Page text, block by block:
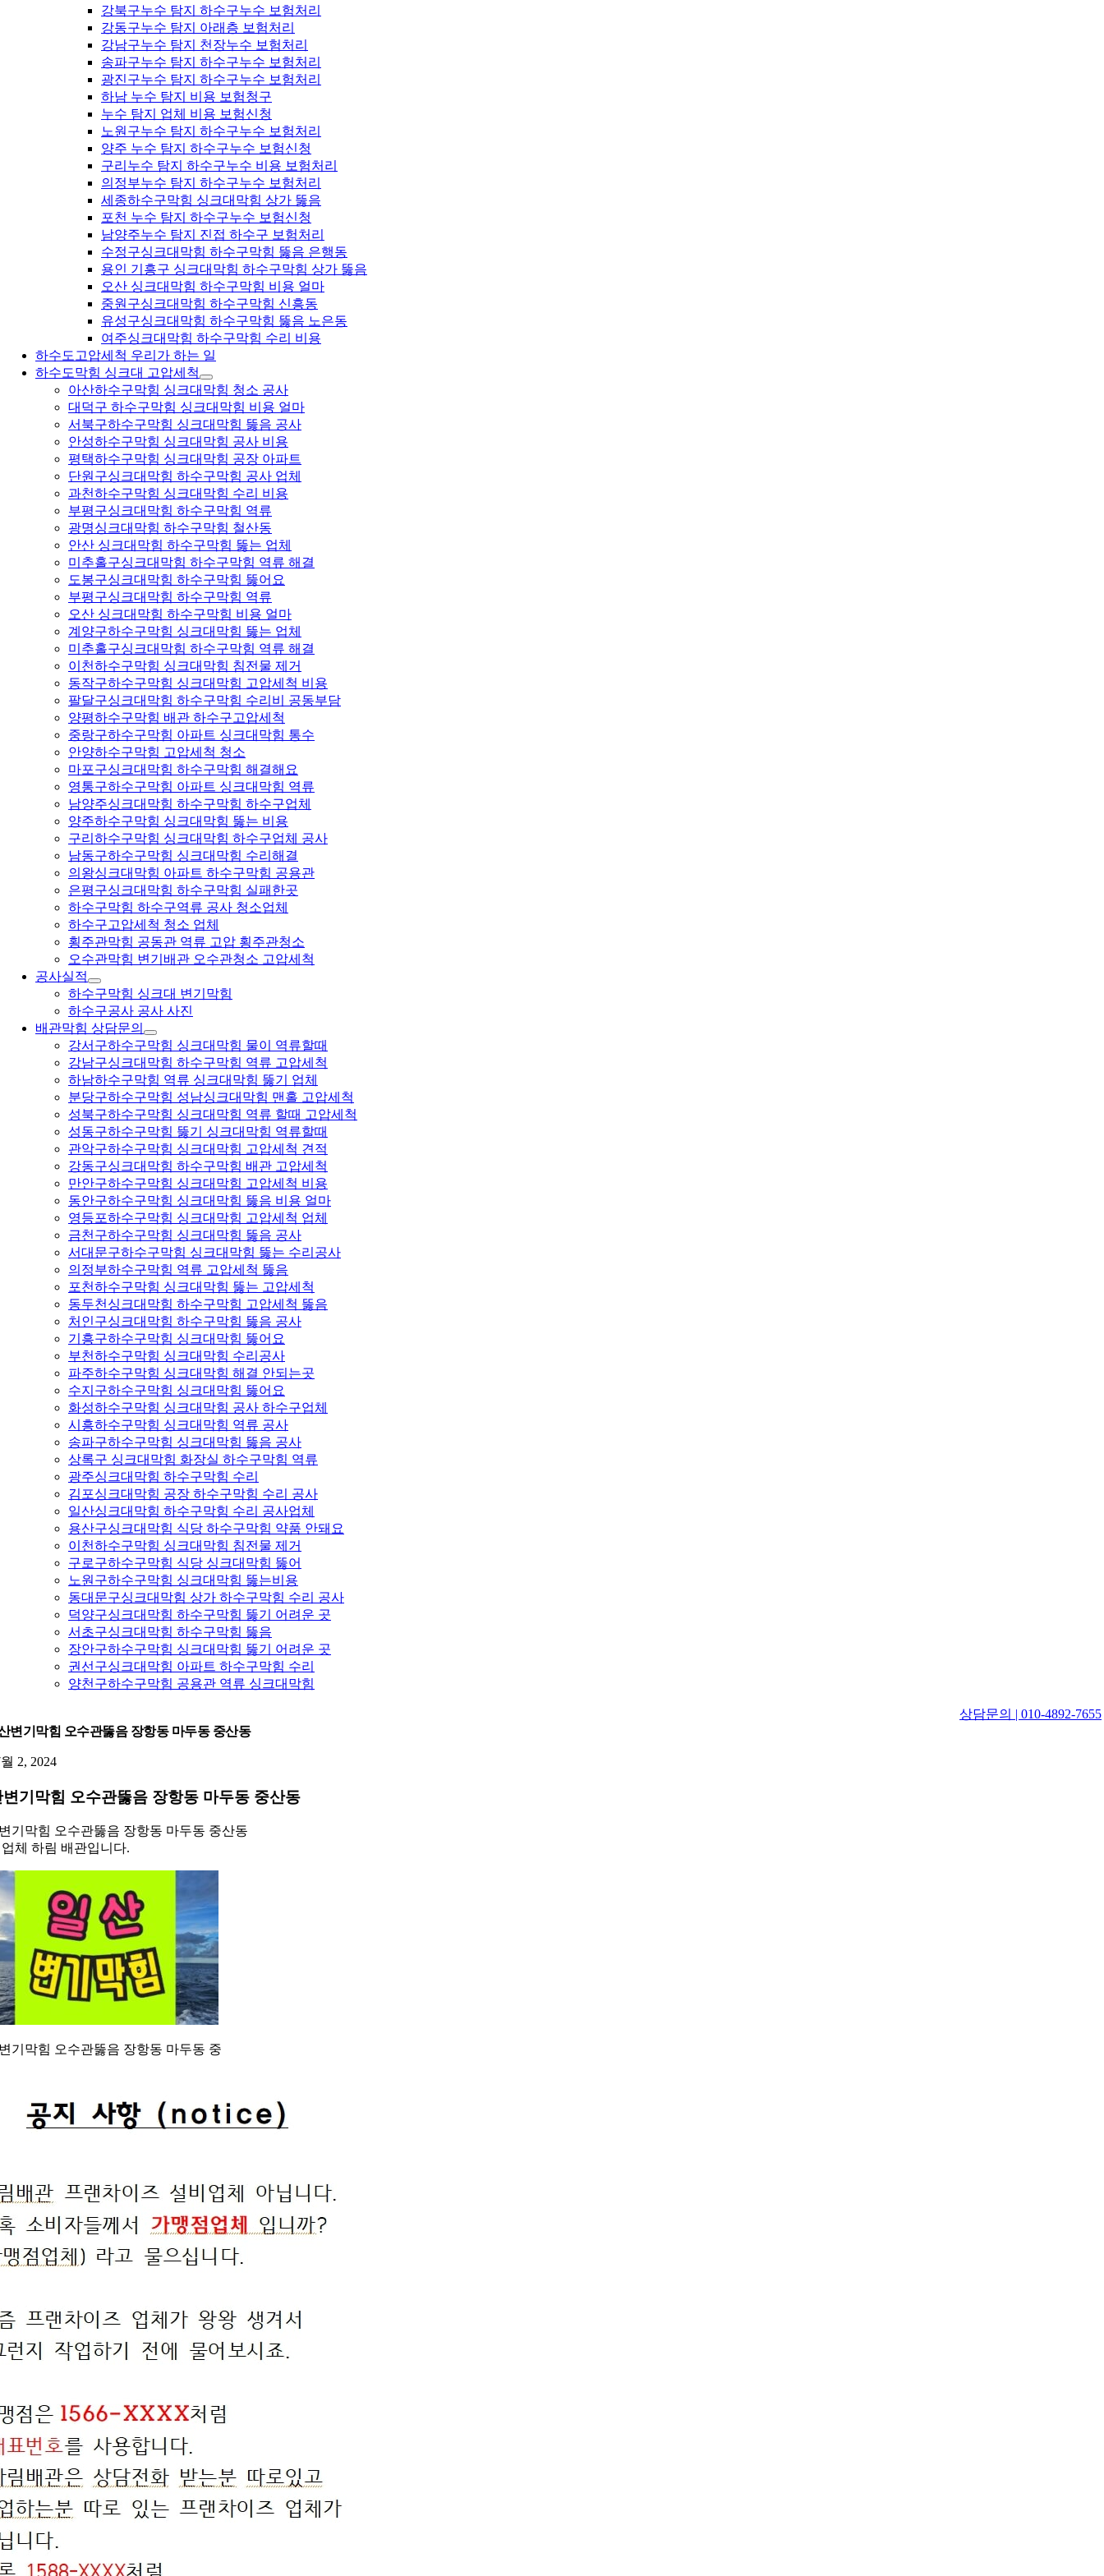
강북구누수 탐지 하수구누수 보험처리
강동구누수 탐지 아래층 보험처리
강남구누수 탐지 천장누수 보험처리
송파구누수 탐지 하수구누수 보험처리
광진구누수 탐지 하수구누수 보험처리
하남 누수 탐지 비용 보험청구
누수 탐지 업체 비용 보험신청
노원구누수 탐지 하수구누수 보험처리
양주 누수 탐지 하수구누수 보험신청
구리누수 탐지 하수구누수 비용 보험처리
의정부누수 탐지 하수구누수 보험처리
세종하수구막힘 싱크대막힘 상가 뚫음
포천 누수 탐지 하수구누수 보험신청
남양주누수 탐지 진접 하수구 보험처리
수정구싱크대막힘 하수구막힘 뚫음 은행동
용인 기흥구 싱크대막힘 하수구막힘 상가 뚫음
오산 싱크대막힘 하수구막힘 비용 얼마
중원구싱크대막힘 하수구막힘 신흥동
유성구싱크대막힘 하수구막힘 뚫음 노은동
여주싱크대막힘 하수구막힘 수리 비용
하수도고압세척 우리가 하는 일
하수도막힘 싱크대 고압세척
아산하수구막힘 싱크대막힘 청소 공사
대덕구 하수구막힘 싱크대막힘 비용 얼마
서북구하수구막힘 싱크대막힘 뚫음 공사
안성하수구막힘 싱크대막힘 공사 비용
평택하수구막힘 싱크대막힘 공장 아파트
단원구싱크대막힘 하수구막힘 공사 업체
과천하수구막힘 싱크대막힘 수리 비용
부평구싱크대막힘 하수구막힘 역류
광명싱크대막힘 하수구막힘 철산동
안산 싱크대막힘 하수구막힘 뚫는 업체
미추홀구싱크대막힘 하수구막힘 역류 해결
도봉구싱크대막힘 하수구막힘 뚫어요
부평구싱크대막힘 하수구막힘 역류
오산 싱크대막힘 하수구막힘 비용 얼마
계양구하수구막힘 싱크대막힘 뚫는 업체
미추홀구싱크대막힘 하수구막힘 역류 해결
이천하수구막힘 싱크대막힘 침전물 제거
동작구하수구막힘 싱크대막힘 고압세척 비용
팔달구싱크대막힘 하수구막힘 수리비 공동부담
양평하수구막힘 배관 하수구고압세척
중랑구하수구막힘 아파트 싱크대막힘 통수
안양하수구막힘 고압세척 청소
마포구싱크대막힘 하수구막힘 해결해요
영통구하수구막힘 아파트 싱크대막힘 역류
남양주싱크대막힘 하수구막힘 하수구업체
양주하수구막힘 싱크대막힘 뚫는 비용
구리하수구막힘 싱크대막힘 하수구업체 공사
남동구하수구막힘 싱크대막힘 수리해결
의왕싱크대막힘 아파트 하수구막힘 공용관
은평구싱크대막힘 하수구막힘 실패한곳
하수구막힘 하수구역류 공사 청소업체
하수구고압세척 청소 업체
횡주관막힘 공동관 역류 고압 횡주관청소
오수관막힘 변기배관 오수관청소 고압세척
공사실적
하수구막힘 싱크대 변기막힘
하수구공사 공사 사진
배관막힘 상담문의
강서구하수구막힘 싱크대막힘 물이 역류할때
강남구싱크대막힘 하수구막힘 역류 고압세척
하남하수구막힘 역류 싱크대막힘 뚫기 업체
분당구하수구막힘 성남싱크대막힘 맨홀 고압세척
성북구하수구막힘 싱크대막힘 역류 할때 고압세척
성동구하수구막힘 뚫기 싱크대막힘 역류할때
관악구하수구막힘 싱크대막힘 고압세척 견적
강동구싱크대막힘 하수구막힘 배관 고압세척
만안구하수구막힘 싱크대막힘 고압세척 비용
동안구하수구막힘 싱크대막힘 뚫음 비용 얼마
영등포하수구막힘 싱크대막힘 고압세척 업체
금천구하수구막힘 싱크대막힘 뚫음 공사
서대문구하수구막힘 싱크대막힘 뚫는 수리공사
의정부하수구막힘 역류 고압세척 뚫음
포천하수구막힘 싱크대막힘 뚫는 고압세척
동두천싱크대막힘 하수구막힘 고압세척 뚫음
처인구싱크대막힘 하수구막힘 뚫음 공사
기흥구하수구막힘 싱크대막힘 뚫어요
부천하수구막힘 싱크대막힘 수리공사
파주하수구막힘 싱크대막힘 해결 안되는곳
수지구하수구막힘 싱크대막힘 뚫어요
화성하수구막힘 싱크대막힘 공사 하수구업체
시흥하수구막힘 싱크대막힘 역류 공사
송파구하수구막힘 싱크대막힘 뚫음 공사
상록구 싱크대막힘 화장실 하수구막힘 역류
광주싱크대막힘 하수구막힘 수리
김포싱크대막힘 공장 하수구막힘 수리 공사
일산싱크대막힘 하수구막힘 수리 공사업체
용산구싱크대막힘 식당 하수구막힘 약품 안돼요
이천하수구막힘 싱크대막힘 침전물 제거
구로구하수구막힘 식당 싱크대막힘 뚫어
노원구하수구막힘 싱크대막힘 뚫는비용
동대문구싱크대막힘 상가 하수구막힘 수리 공사
덕양구싱크대막힘 하수구막힘 뚫기 어려운 곳
서초구싱크대막힘 하수구막힘 뚫음
장안구하수구막힘 싱크대막힘 뚫기 어려운 곳
권선구싱크대막힘 아파트 하수구막힘 수리
양천구하수구막힘 공용관 역류 싱크대막힘
상담문의 | 010-4892-7655
변기막힘 오수관뚫음 장항동 마두동 중산동
2, 2024
기막힘 오수관뚫음 장항동 마두동 중산동
기막힘 오수관뚫음 장항동 마두동 중산동
체 하림 배관입니다.
기막힘 오수관뚫음 장항동 마두동 중